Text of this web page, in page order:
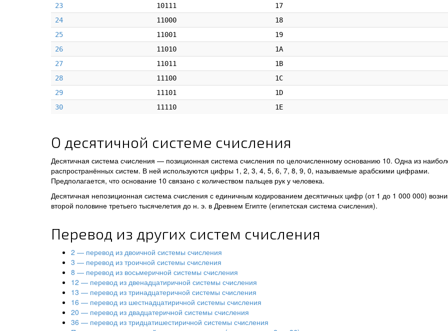
23
10111
17
24
11000
18
25
11001
19
26
11010
1A
27
11011
1B
28
11100
1C
29
11101
1D
30
11110 1E
О десятичной системе счисления
Десятичная система счисления — позиционная система счисления по целочисленному основанию 10. Одна из
распространённых систем. В ней используются цифры 1, 2, 3, 4, 5, 6, 7, 8, 9, 0, называемые арабскими цифрами.
Предполагается, что основание 10 связано с количеством пальцев рук у человека.
Десятичная непозиционная система счисления с единичным кодированием десятичных цифр (от 1 до 1 000 000)
второй половине третьего тысячелетия до н. э. в Древнем Египте (египетская система счисления).
Перевод из других систем счисления
2 — перевод из двоичной системы счисления
3 — перевод из троичной системы счисления
8 — перевод из восьмеричной системы счисления
12 — перевод из двенадцатиричной системы счисления
13 — перевод из тринадцатеричной системы счисления
16 — перевод из шестнадцатиричной системы счисления
20 — перевод из двадцатеричной системы счисления
36 — перевод из тридцатишестиричной системы счисления